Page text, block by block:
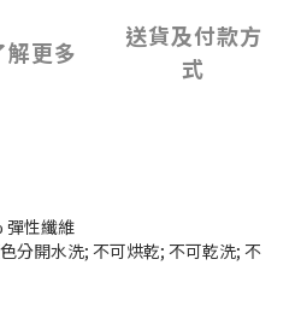
解更多
送貨及付款方
式
彈性纖維
分開水洗; 不可烘乾; 不可乾洗; 不